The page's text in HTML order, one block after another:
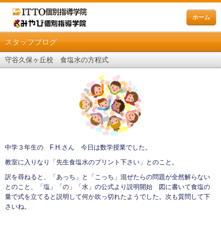
ホーム
スタッフブログ
守谷久保ヶ丘校 食塩水の方程式
中学３年生の F.H.さん 今日は数学授業でした。
教室に入りなり「先生食塩水のプリント下さい」とのこと。
訳を尋ねると、「あっち」と「こっち」混ぜたらの問題が全然解らない
とのこと、「塩」「の」「水」の公式より説明開始 図に書いて食塩の
量で式を立てると説明して何か吹っ切れたようでした。次も質問して下
さいね。